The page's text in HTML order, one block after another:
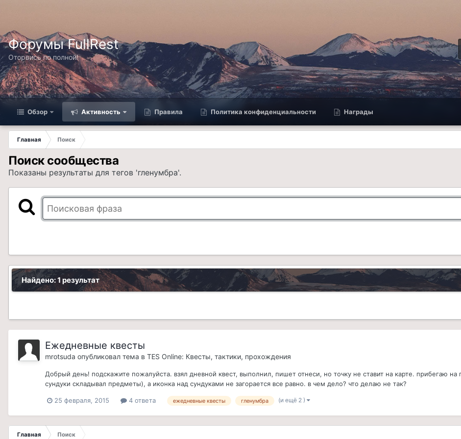
Форумы FullRest
Оторвись по полной!
Обзор Активность Правила Политика конфиденциальности Награды
Главная
Поиск
Поиск сообщества
Показаны результаты для тегов 'гленумбра'.
Найдено: 1 результат
Ежедневные квесты
mrotsuda опубликовал тема в TES Online: Квесты, тактики, прохождения
Добрый день! подскажите пожалуйста. взял дневной квест, выполнил, пишет отнеси, но точку не ставит на карте. прибегаю
сундуки складывал предметы), а иконка над сундуками не загорается все равно. в чем дело? что делаю не так?
25 февраля, 2015 4 ответа ежедневные квесты гленумбра (и ещё 2 )
Главная Поиск